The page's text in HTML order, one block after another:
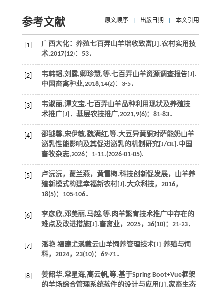
参考文献 原文顺序 出版日期 本文引用
[1] 广西大化：养殖七百弄山羊增收致富[J].农村实用技
术,2017(12)：53．
[2] 韦韩韬,刘露,卿珍慧,等.七百弄山羊资源调查报告[J].
中国畜禽种业,2018,14(2)：3-5．
[3]
韦淑丽,谭文宝.七百弄山羊品种利用现状及养殖技
术推广[J]． 基层农技推广 ,2021,9(6)：81-83．
[4] 邵钺馨,宋伊敏,魏满红,等.大豆异黄酮对萨能奶山羊
泌乳性能影响及其促进泌乳的机制研究[J/OL].中国
畜牧杂志,2026：1-11.(2026-01-05).
[5]
卢沅沅，蒙兰燕，黄雪梅.科技创新促发展，山羊养
殖新模式构建幸福新农村[J].大众科技， 2016，
18(5)：105-106．
[6] 李彦欣,邓美丽,马越,等.肉羊繁育技术推广中存在的
难点及改进措施[J].畜禽业， 2025， 36(10)：21-23．
[7] 潘艳.福建尤溪戴云山羊饲养管理技术[J].养殖与饲
料， 2024， 23(10)：69-71．
[8] 姜韶华,常星海,高云帆,等.基于Spring Boot+Vue框架
的羊场综合管理系统软件的设计与应用[J].家畜生态